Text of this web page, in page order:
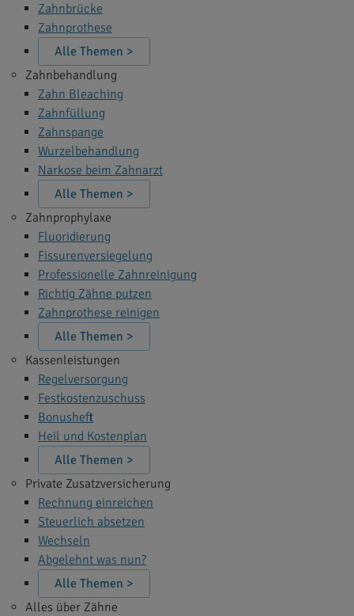
Zahnbrücke
Zahnprothese
Alle Themen >
Zahnbehandlung
Zahn Bleaching
Zahnfüllung
Zahnspange
Wurzelbehandlung
Narkose beim Zahnarzt
Alle Themen >
Zahnprophylaxe
Fluoridierung
Fissurenversiegelung
Professionelle Zahnreinigung
Richtig Zähne putzen
Zahnprothese reinigen
Alle Themen >
Kassenleistungen
Regelversorgung
Festkostenzuschuss
Bonusheft
Heil und Kostenplan
Alle Themen >
Private Zusatzversicherung
Rechnung einreichen
Steuerlich absetzen
Wechseln
Abgelehnt was nun?
Alle Themen >
Alles über Zähne